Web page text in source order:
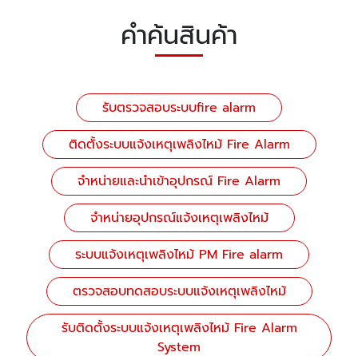
คำค้นสินค้า
รับตรวจสอบระบบfire alarm
ติดตั้งระบบแจ้งเหตุเพลิงไหม้ Fire Alarm
จำหน่ายและนำเข้าอุปกรณ์ Fire Alarm
จำหน่ายอุปกรณ์แจ้งเหตุเพลิงไหม้
ระบบแจ้งเหตุเพลิงไหม้ PM Fire alarm
ตรวจสอบทดสอบระบบแจ้งเหตุเพลิงไหม้
รับติดตั้งระบบแจ้งเหตุเพลิงไหม้ Fire Alarm
System